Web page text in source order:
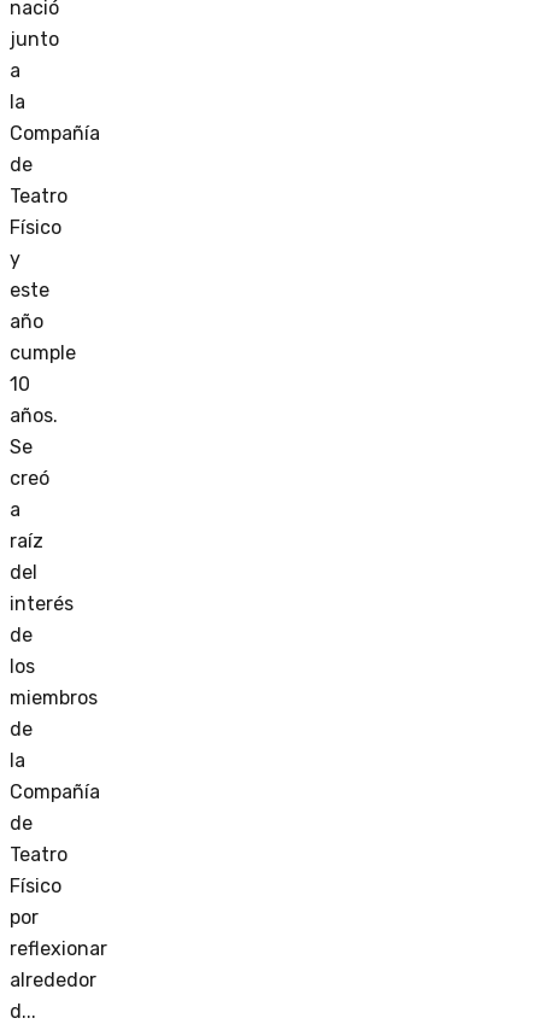
nació
junto
a
la
Compañía
de
Teatro
Físico
y
este
año
cumple
10
años.
Se
creó
a
raíz
del
interés
de
los
miembros
de
la
Compañía
de
Teatro
Físico
por
reflexionar
alrededor
d...